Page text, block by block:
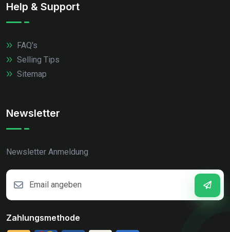
Help & Support
FAQ's
Selling Tips
Sitemap
Newsletter
Newsletter Anmeldung
Zahlungsmethode